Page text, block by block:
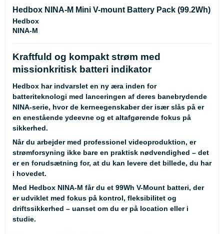
Hedbox NINA-M Mini V-mount Battery Pack (99.2Wh)
Hedbox
NINA-M
Kraftfuld og kompakt strøm med
missionkritisk batteri indikator
Hedbox har indvarslet en ny æra inden for
batteriteknologi med lanceringen af deres banebrydende
NINA-serie, hvor de kerneegenskaber der især slås på er
en enestående ydeevne og et altafgørende fokus på
sikkerhed.
Når du arbejder med professionel videoproduktion, er
strømforsyning ikke bare en praktisk nødvendighed – det
er en forudsætning for, at du kan levere det billede, du har
i hovedet.
Med Hedbox NINA-M får du et 99Wh V-Mount batteri, der
er udviklet med fokus på kontrol, fleksibilitet og
driftssikkerhed – uanset om du er på location eller i
studie.